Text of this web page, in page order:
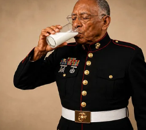
među najvećim sretnicima
tuge dolazi osjećaj mira,
vam šalje ono što